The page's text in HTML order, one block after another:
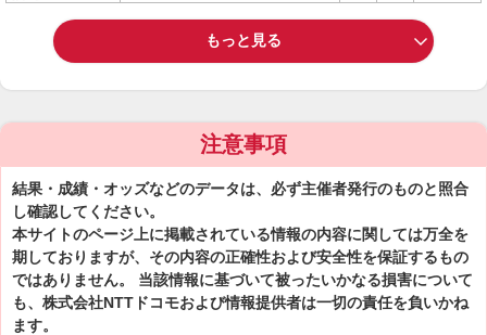
もっと見る
注意事項
結果・成績・オッズなどのデータは、必ず主催者発行のものと照合
し確認してください。
本サイトのページ上に掲載されている情報の内容に関しては万全を
期しておりますが、その内容の正確性および安全性を保証するもの
ではありません。 当該情報に基づいて被ったいかなる損害について
も、株式会社NTTドコモおよび情報提供者は一切の責任を負いかね
ます。